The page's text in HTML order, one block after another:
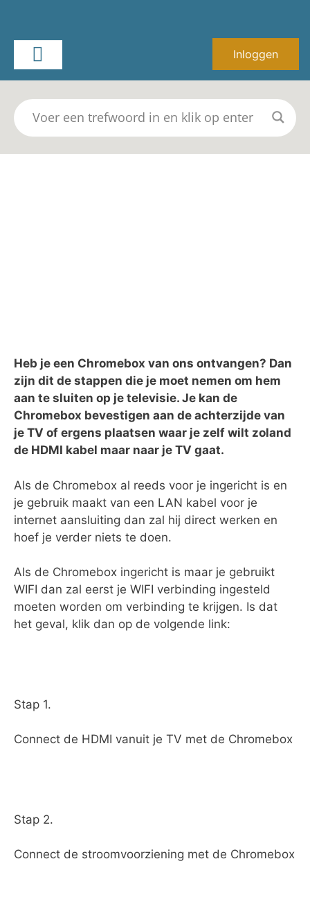
Inloggen
Heb je een Chromebox van ons ontvangen? Dan
zijn dit de stappen die je moet nemen om hem
aan te sluiten op je televisie. Je kan de
Chromebox bevestigen aan de achterzijde van
je TV of ergens plaatsen waar je zelf wilt zoland
de HDMI kabel maar naar je TV gaat.
Als de Chromebox al reeds voor je ingericht is en
je gebruik maakt van een LAN kabel voor je
internet aansluiting dan zal hij direct werken en
hoef je verder niets te doen.
Als de Chromebox ingericht is maar je gebruikt
WIFI dan zal eerst je WIFI verbinding ingesteld
moeten worden om verbinding te krijgen. Is dat
het geval, klik dan op de volgende link:
Stap 1.
Connect de HDMI vanuit je TV met de Chromebox
Stap 2.
Connect de stroomvoorziening met de Chromebox